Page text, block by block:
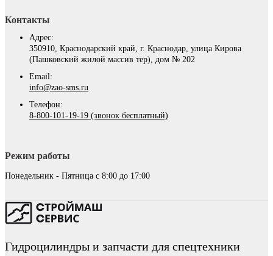
Контакты
Адрес:
350910, Краснодарский край, г. Краснодар, улица Кирова
(Пашковский жилой массив тер), дом № 202
Email:
info@zao-sms.ru
Телефон:
8-800-101-19-19 (звонок бесплатный)
Режим работы
Понедельник - Пятница с 8:00 до 17:00
Гидроцилиндры и запчасти для спецтехники